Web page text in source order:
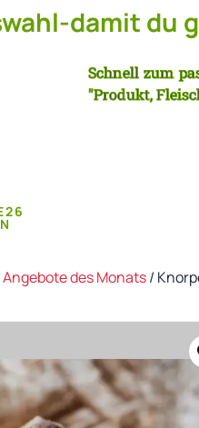
damit du
Schnell zum
"Produkt,
Angebote des Monats/